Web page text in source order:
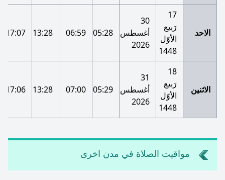
الاحد
17
رَبيع
الأوّل
1448
30
أغسطس
2026
05:28
06:59
13:28
17:07
الاثنين
18
رَبيع
الأوّل
1448
31
أغسطس
2026
05:29
07:00
13:28
17:06
مواقيت الصلاة في مدن اخرى